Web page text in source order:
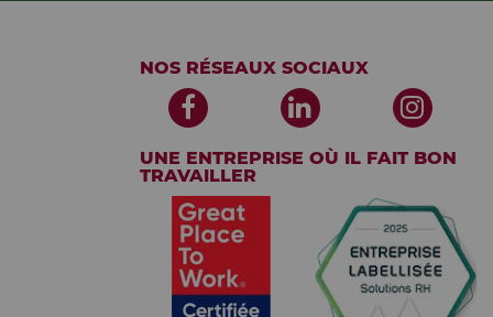
NOS RÉSEAUX SOCIAUX
UNE ENTREPRISE OÙ IL FAIT BON
TRAVAILLER